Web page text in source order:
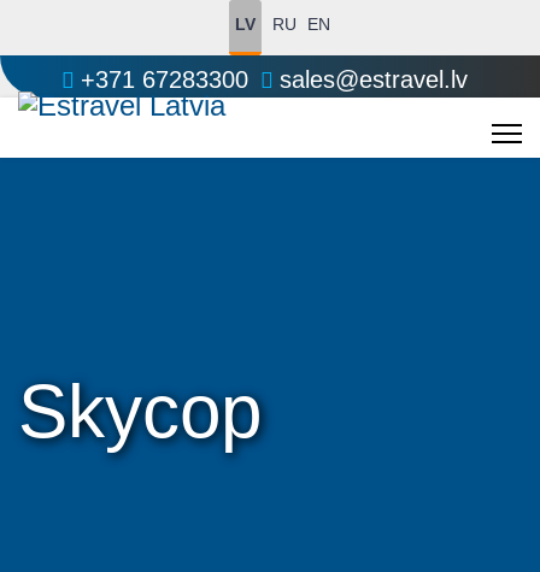
LV RU EN
+371 67283300 sales@estravel.lv
Skycop